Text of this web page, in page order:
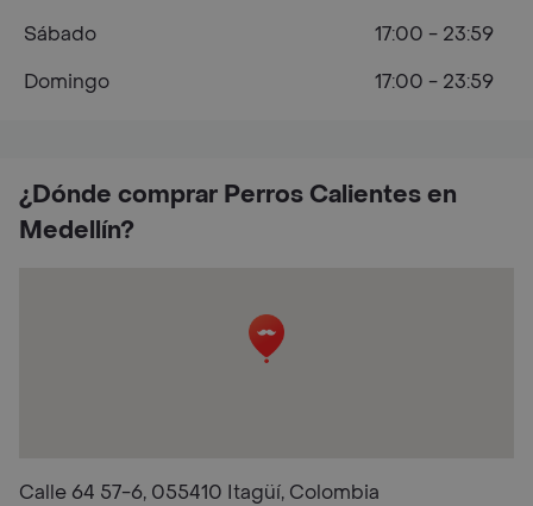
¿Dónde comprar Perros Calientes en
Medellín?
Calle 64 57-6, 055410 Itagüí, Colombia
Sábado
17:00 - 23:59
Domingo
17:00 - 23:59